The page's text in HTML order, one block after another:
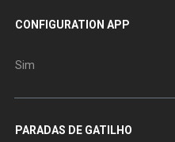
CONFIGURATION APP
Sim
PARADAS DE GATILHO